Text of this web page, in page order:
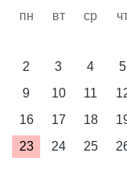
пн вт ср
2
3 4 5
9
10 11
16
17 18
23
24 25